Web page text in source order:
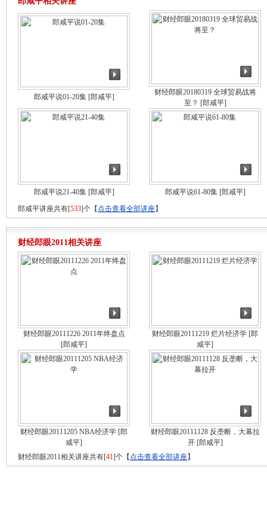
郎咸平说01-20集[郎咸平]
财经郎眼20180319 全球贸易战将
至？ [郎咸平]
郎咸平说21-40集[郎咸平] 郎咸平说61-80集[郎咸平]
郎咸平讲座共有[533]个【 点击查看全部讲座】
财经郎眼2011相关讲座
财经郎眼20111226 2011年终盘点
[郎咸平]
财经郎眼20111219 烂片经济学 [郎
咸平]
财经郎眼20111205 NBA经济学 [郎
咸平]
财经郎眼20111128 反垄断，大幕拉
开[郎咸平]
财经郎眼2011相关讲座共有[41]个【 点击查看全部讲座】